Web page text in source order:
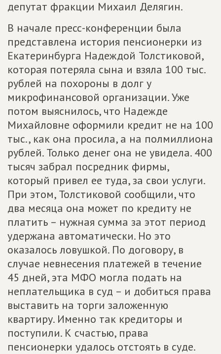
депутат фракции Михаил Делягин.
В начале пресс-конференции была
представлена история пенсионерки из
Екатеринбурга Надеждой Толстиковой,
которая потеряла сына и взяла 100 тыс.
рублей на похороны в долг у
микрофинансовой организации. Уже
потом выяснилось, что Надежде
Михайловне оформили кредит не на 100
тыс., как она просила, а на полмиллиона
рублей. Только денег она не увидела. 400
тысяч забрал посредник фирмы,
который привел ее туда, за свои услуги.
При этом, Толстиковой сообщили, что
два месяца она может по кредиту не
платить – нужная сумма за этот период
удержана автоматически. Но это
оказалось ловушкой. По договору, в
случае невнесения платежей в течение
45 дней, эта МФО могла подать на
неплательщика в суд – и добиться права
выставить на торги заложенную
квартиру. Именно так кредиторы и
поступили. К счастью, права
пенсионерки удалось отстоять в суде.